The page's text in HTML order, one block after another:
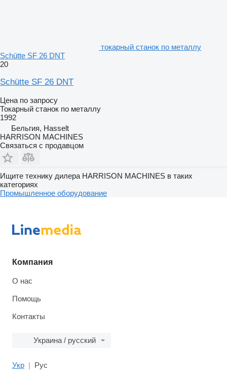
токарный станок по металлу
Schütte SF 26 DNT
20
Schütte SF 26 DNT
Цена по запросу
Токарный станок по металлу
1992
Бельгия, Hasselt
HARRISON MACHINES
Связаться с продавцом
Ищите технику дилера HARRISON MACHINES в таких
категориях
Промышленное оборудование
Компания
О нас
Помощь
Контакты
Украина / русский
Укр Рус